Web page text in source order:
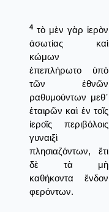
4 τὸ μὲν γὰρ ἱερὸν
ἀσωτίας καὶ
κώμων
ἐπεπλήρωτο ὑπὸ
τῶν ἐθνῶν
ραθυμούντων μεθ᾿
ἑταιρῶν καὶ ἐν τοῖς
ἱεροῖς περιβόλοις
γυναιξὶ
πλησιαζόντων, ἔτι
δὲ τὰ μὴ
καθήκοντα ἔνδον
φερόντων.